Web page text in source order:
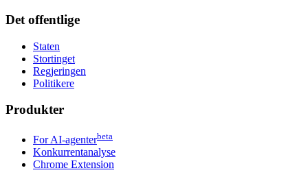
Det offentlige
Staten
Stortinget
Regjeringen
Politikere
Produkter
For AI-agenterbeta
Konkurrentanalyse
Chrome Extension